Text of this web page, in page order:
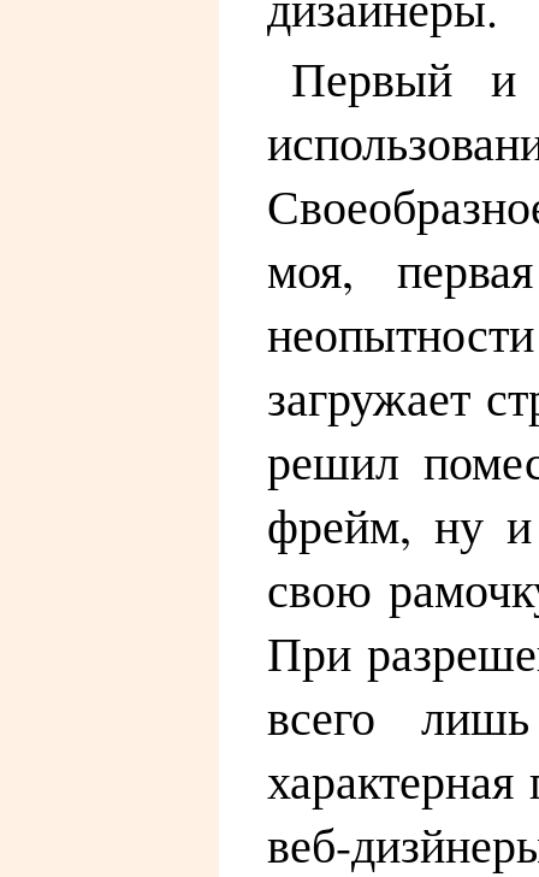
Первый и
моя,
загружает
решил
фрейм, ну
свою
При
всего
веб-